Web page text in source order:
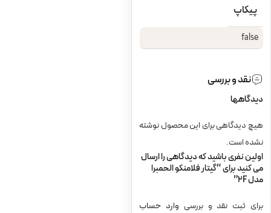
پیکاپ
false
نقد و بررسی
دیدگاهها
هیچ دیدگاهی برای این محصول نوشته
نشده است.
اولین نفری باشید که دیدگاهی را ارسال
می کنید برای “گیتار فلامنکو الحمبرا
مدل 2F”
برای ثبت نقد و بررسی وارد حساب